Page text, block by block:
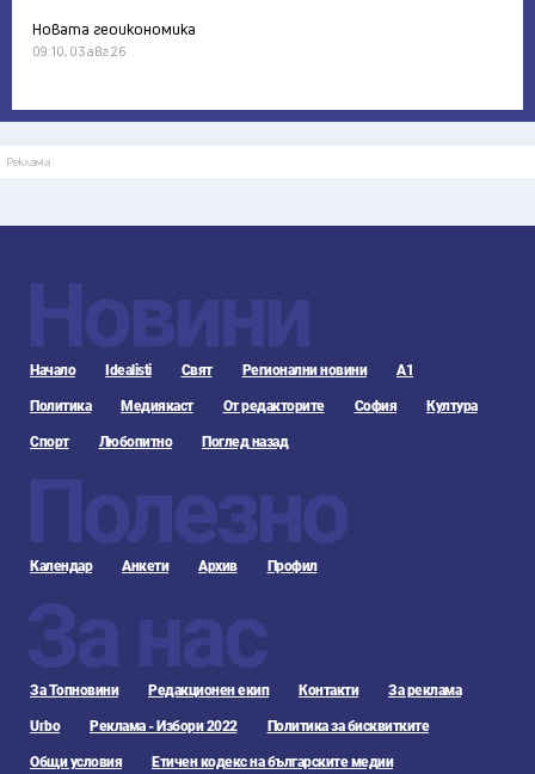
Новата геоикономика
09:10, 03 авг 26
Реклама
Новини
Начало Idealisti Свят Регионални новини А1
Политика Медиякаст От редакторите София Култура
Спорт Любопитно Поглед назад
Полезно
Календар Анкети Архив Профил
За нас
За Топновини Редакционен екип Контакти За реклама
Urbo Реклама - Избори 2022 Политика за бисквитките
Общи условия Етичен кодекс на българските медии